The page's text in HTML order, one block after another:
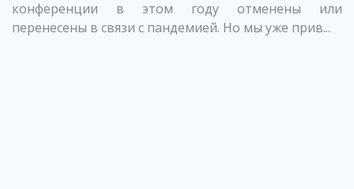
конференции в этом году отменены или
перенесены в связи с пандемией. Но мы уже прив...